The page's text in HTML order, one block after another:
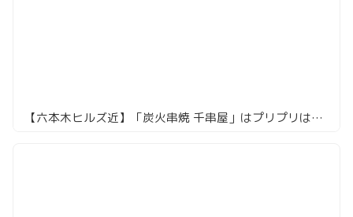
【六本木ヒルズ近】「炭火串焼 千串屋」はプリプリはつ＆とろーりチーズピーが絶品！